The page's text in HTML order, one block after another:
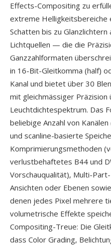
Effects-Compositing zu
extreme
Schatten bis zu
Lichtquellen — die die
Ganzzahlformaten
in 16-Bit-Gleitkomma (half)
Kanal und bietet über 30
mit gleichmässiger
Leuchtdichtespektrum. Das
beliebige Anzahl von
und scanline-basierte
Komprimierungsmethoden
verlustbehaftetes B44 und
Vorschauqualität), Multi-
Ansichten oder Ebenen
denen jedes Pixel mehrere
volumetrische Effekte
Compositing-Treue: Die
dass Color Grading,